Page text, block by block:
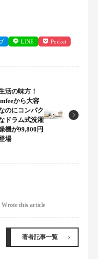
LINE Pocket
活の味方！
から大容
のにコンパク
ドラム式洗濯
機が99,800円
場
Wrote this article
著者記事一覧